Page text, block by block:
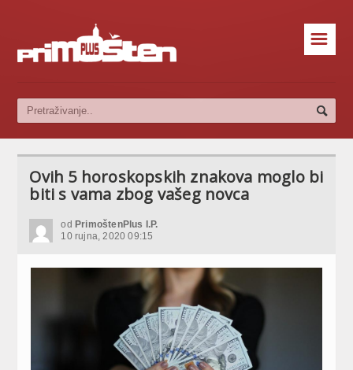
☰
Ovih 5 horoskopskih znakova moglo bi
biti s vama zbog vašeg novca
od PrimoštenPlus I.P.
10 rujna, 2020 09:15